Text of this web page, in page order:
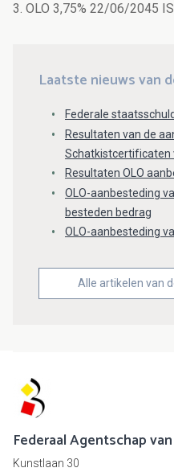
3. OLO 3,75% 22/06/2045
Laatste nieuws van
Federale
Resultaten van de
Schatkistcertificaten
Resultaten OLO
OLO-aanbesteding
besteden bedrag
OLO-aanbesteding
Alle artikelen van
Federaal Agentschap
Kunstlaan 30